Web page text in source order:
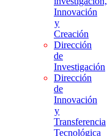
Innovación
y
Creación
Dirección
de
Investigación
Dirección
de
Innovación
y
Transferencia
Tecnológica